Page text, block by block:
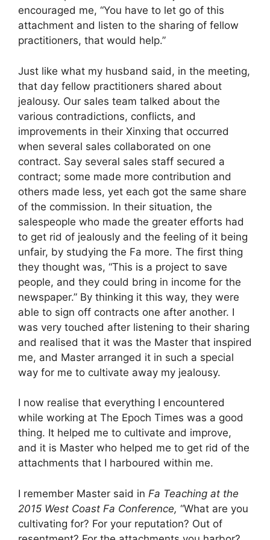
encouraged me, “You have to let go of this
attachment and listen to the sharing of fellow
practitioners, that would help.”
Just like what my husband said, in the meeting,
that day fellow practitioners shared about
jealousy. Our sales team talked about the
various contradictions, conflicts, and
improvements in their Xinxing that occurred
when several sales collaborated on one
contract. Say several sales staff secured a
contract; some made more contribution and
others made less, yet each got the same share
of the commission. In their situation, the
salespeople who made the greater efforts had
to get rid of jealously and the feeling of it being
unfair, by studying the Fa more. The first thing
they thought was, “This is a project to save
people, and they could bring in income for the
newspaper.” By thinking it this way, they were
able to sign off contracts one after another. I
was very touched after listening to their sharing
and realised that it was the Master that inspired
me, and Master arranged it in such a special
way for me to cultivate away my jealousy.
I now realise that everything I encountered
while working at The Epoch Times was a good
thing. It helped me to cultivate and improve,
and it is Master who helped me to get rid of the
attachments that I harboured within me.
I remember Master said in Fa Teaching at the
2015 West Coast Fa Conference, “What are you
cultivating for? For your reputation? Out of